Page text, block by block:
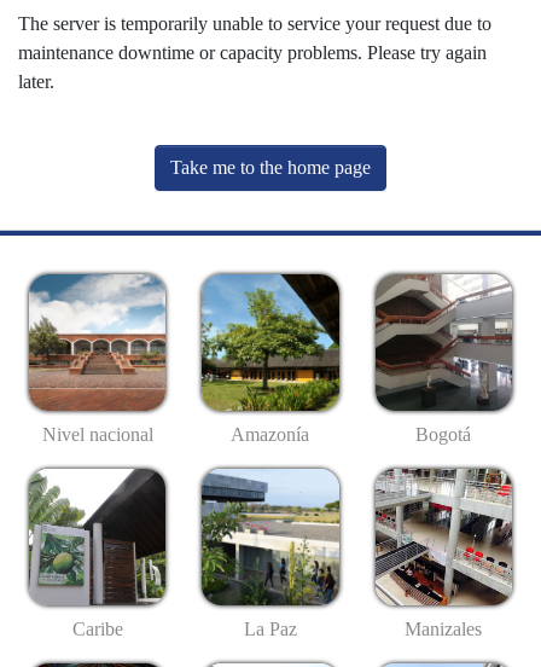
The server is temporarily unable to service your request due to
maintenance downtime or capacity problems. Please try again
later.
Take me to the home page
Nivel nacional Amazonía Bogotá
Caribe La Paz Manizales